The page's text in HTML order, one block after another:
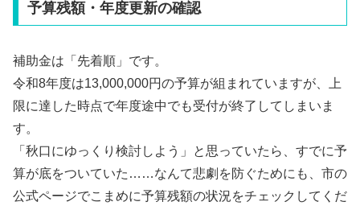
予算残額・年度更新の確認
補助金は「先着順」です。
令和8年度は13,000,000円の予算が組まれていますが、上
限に達した時点で年度途中でも受付が終了してしまいま
す。
「秋口にゆっくり検討しよう」と思っていたら、すでに予
算が底をついていた……なんて悲劇を防ぐためにも、市の
公式ページでこまめに予算残額の状況をチェックしてくだ